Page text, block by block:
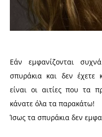
Εάν εμφανίζονται
σπυράκια και δεν έχετε
είναι οι αιτίες που τα
κάνατε όλα τα παρακάτω!
Ίσως τα σπυράκια δεν